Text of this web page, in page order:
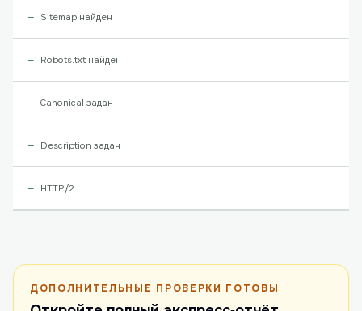
Sitemap найден
Robots.txt найден
Canonical задан
Description задан
HTTP/2
ДОПОЛНИТЕЛЬНЫЕ ПРОВЕРКИ ГОТОВЫ